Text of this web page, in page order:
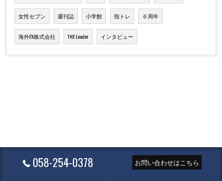
女性セブン 週刊誌 小学館 指トレ ６周年
海外FX株式会社 THE Leader インタビュー
058-254-0378 お問い合わせはこちら